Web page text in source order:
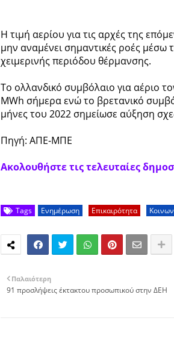
Η τιμή αερίου για τις αρχές της
μην αναμένει σημαντικές ροές μέσω
χειμερινής περιόδου θέρμανσης.
Το ολλανδικό συμβόλαιο για αέριο
MWh σήμερα ενώ το βρετανικό
μήνες του 2022 σημείωσε αύξηση
Πηγή: ΑΠΕ-ΜΠΕ
Ακολουθήστε τις τελευταίες
Tags Ενημέρωση Επικαιρότητα
Παλαιότερη
91 προσλήψεις έκτακτου προσωπικού στην ΔΕΗ